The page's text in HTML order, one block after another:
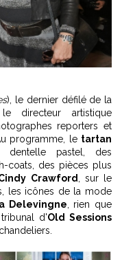
), le dernier défilé de la
directeur artistique
reporters et
programme, le tartan
dentelle pastel, des
coats, des pièces plus
Crawford , sur le
les icônes de la mode
Delevingne , rien que
d'Old Sessions